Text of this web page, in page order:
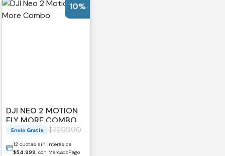
10%
DJI NEO 2 MOTION
FLY MORE COMBO
$729.990
Envío Gratis
12 cuotas sin interés de
$54.999, con MercadoPago